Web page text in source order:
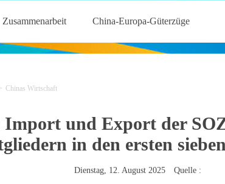
Zusammenarbeit China-Europa-Güterzüge
Chinas Wirtschaft
Import und Export der
in den ersten
Dienstag, 12. August 2025 Quelle :